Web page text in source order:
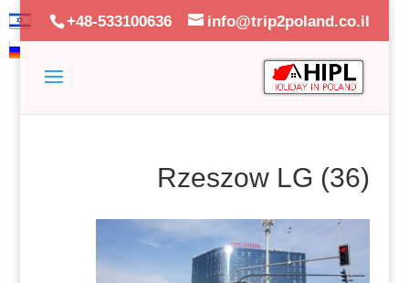
+48-533100636 info@trip2poland.co.il
Rzeszow LG (36)